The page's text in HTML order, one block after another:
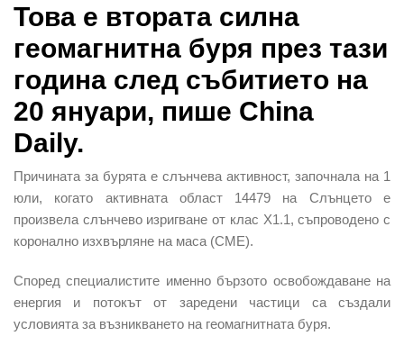
Това е втората силна
геомагнитна буря през тази
година след събитието на
20 януари, пише China
Daily.
Причината за бурята е слънчева активност, започнала на 1
юли, когато активната област 14479 на Слънцето е
произвела слънчево изригване от клас X1.1, съпроводено с
коронално изхвърляне на маса (CME).
Според специалистите именно бързото освобождаване на
енергия и потокът от заредени частици са създали
условията за възникването на геомагнитната буря.